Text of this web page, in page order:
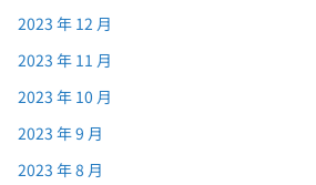
2023 年 12 月
2023 年 11 月
2023 年 10 月
2023 年 9 月
2023 年 8 月